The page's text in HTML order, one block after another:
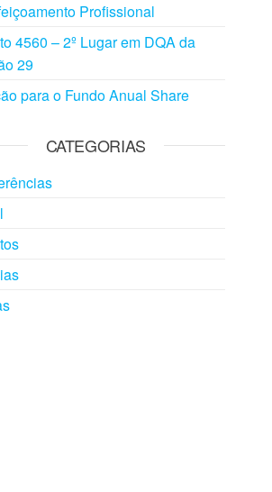
Profissional
4560 – 2º Lugar em DQA da
29
para o Fundo Anual Share
CATEGORIAS